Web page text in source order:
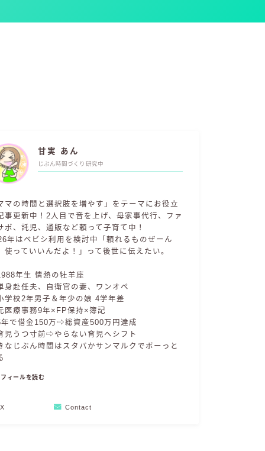
甘実 あん
じぶん時間づくり研究中
マの時間と選択肢を増やす」をテーマにお役立
事更新中！2人目で音を上げ、母家事代行、ファ
ポ、託児、通販など頼って子育て中！
年はベビシ利用を検討中「頼れるものぜーん
使っていいんだよ！」って後世に伝えたい。
年生 情熱の牡羊座
身赴任夫、自衛官の妻、ワンオペ
学校2年男子＆年少の娘 4学年差
医療事務9年×FP保持×簿記
で借金150万⇨総資産500万円達成
児うつ寸前⇨やらない育児へシフト
なじぶん時間はスタバかサンマルクでボーっと
ィールを読む
X Contact